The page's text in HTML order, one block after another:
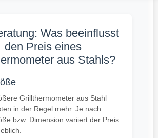
Was beeinflusst
den Preis eines
aus Stahls?
Grillthermometer aus Stahl
in der Regel mehr. Je nach
bzw. Dimension variiert der Preis